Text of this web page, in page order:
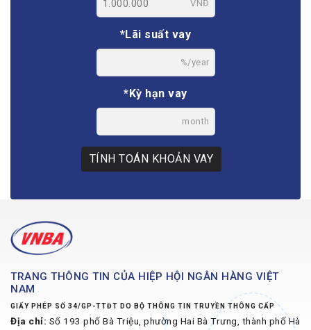
VNĐ
*Lãi suất vay
%/year
*Kỳ hạn vay
month
TÍNH TOÁN KHOẢN VAY
TRANG THÔNG TIN CỦA HIỆP HỘI NGÂN HÀNG VIỆT
NAM
GIẤY PHÉP SỐ 34/GP-TTĐT DO BỘ THÔNG TIN TRUYỀN THÔNG CẤP
Địa chỉ: Số 193 phố Bà Triệu, phường Hai Bà Trưng, thành phố Hà